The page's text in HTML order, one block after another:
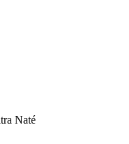
Naté